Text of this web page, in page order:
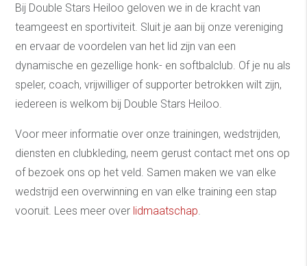
Bij Double Stars Heiloo geloven we in de kracht van
teamgeest en sportiviteit. Sluit je aan bij onze vereniging
en ervaar de voordelen van het lid zijn van een
dynamische en gezellige honk- en softbalclub. Of je nu als
speler, coach, vrijwilliger of supporter betrokken wilt zijn,
iedereen is welkom bij Double Stars Heiloo.
Voor meer informatie over onze trainingen, wedstrijden,
diensten en clubkleding, neem gerust contact met ons op
of bezoek ons op het veld. Samen maken we van elke
wedstrijd een overwinning en van elke training een stap
vooruit. Lees meer over lidmaatschap